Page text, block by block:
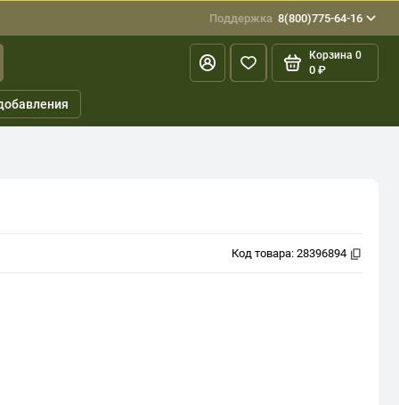
Поддержка 8(800)775-64-16
Корзина 0
0 ₽
Код товара: 28396894